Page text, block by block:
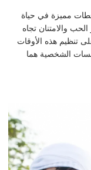
مميزة في حياة
والامتنان تجاه
تنظيم هذه الأوقات
الشخصية هما